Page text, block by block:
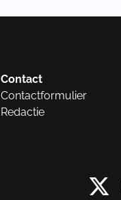
Contact
Contactformulier
Redactie